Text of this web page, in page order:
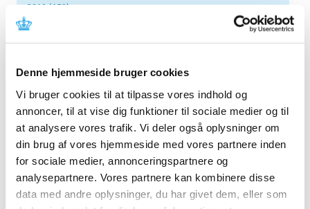
Denne hjemmeside bruger cookies
Vi bruger cookies til at tilpasse vores indhold og
annoncer, til at vise dig funktioner til sociale medier og til
at analysere vores trafik. Vi deler også oplysninger om
din brug af vores hjemmeside med vores partnere inden
for sociale medier, annonceringspartnere og
analysepartnere. Vores partnere kan kombinere disse
data med andre oplysninger, du har givet dem, eller som
2019 (159)
2018 (150)
2017 (167)
2014 (44)
2013 (49)
2012 (44)
december (2)
november (6)
oktober (4)